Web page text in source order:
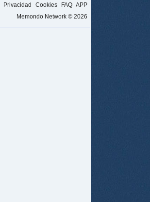
Privacidad Cookies FAQ APP
Memondo Network © 2026